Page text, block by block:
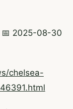
2025-08-30
chelsea-